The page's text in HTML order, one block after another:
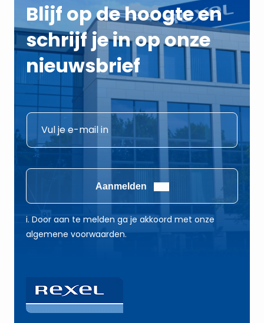
Blijf op de hoogte en
schrijf je in op onze
nieuwsbrief
*
E
a
i
l
E
m
a
l
*
Aanmelden
i. Door aan te melden ga je akkoord met onze
algemene voorwaarden.